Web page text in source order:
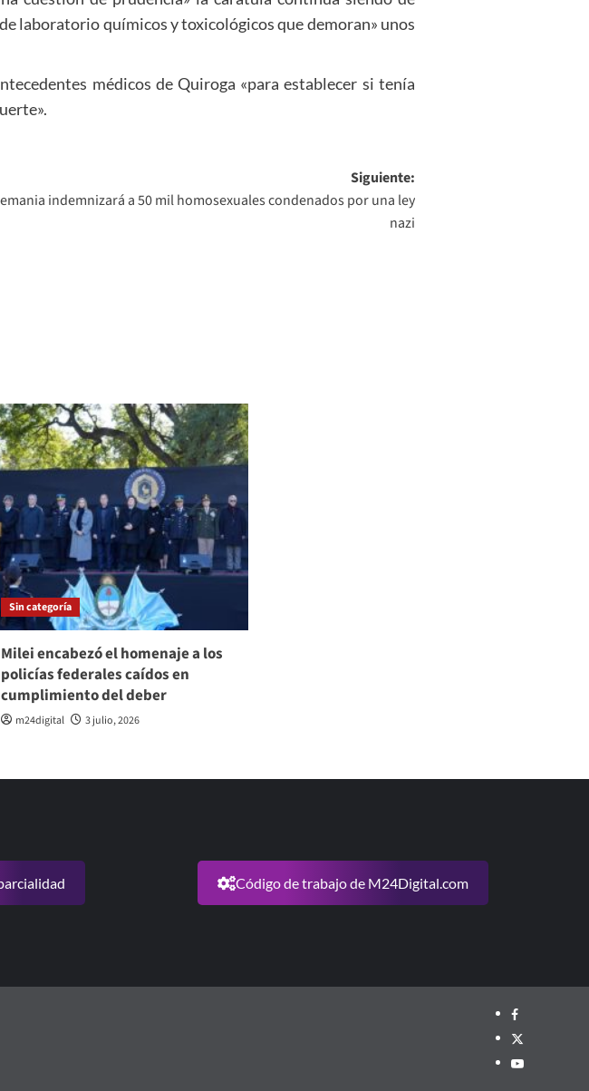
laboratorio químicos y toxicológicos que demoran» unos
médicos de Quiroga «para establecer si tenía
Siguiente:
indemnizará a 50 mil homosexuales condenados por una ley
nazi
Sin categoría
Milei encabezó el homenaje a los
policías federales caídos en
cumplimiento del deber
m24digital 3 julio, 2026
Código de trabajo de M24Digital.com